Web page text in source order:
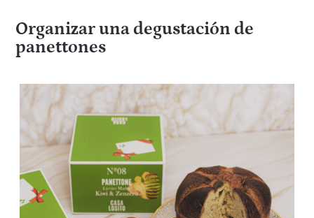
Organizar una degustación de
panettones